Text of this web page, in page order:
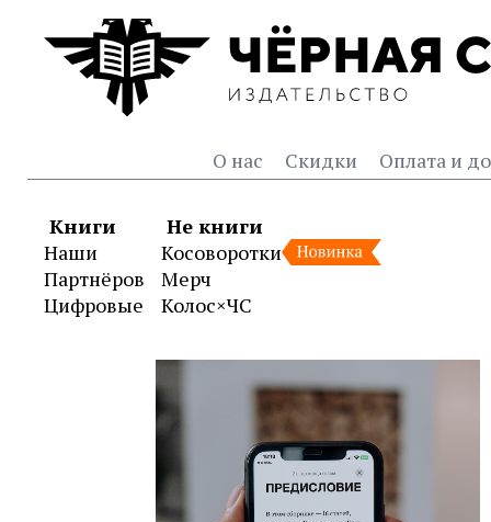
О нас Скидки Оплата и
Книги
Наши
Партнёров
Цифровые
Не книги
Косоворотки
Мерч
Колос×ЧС